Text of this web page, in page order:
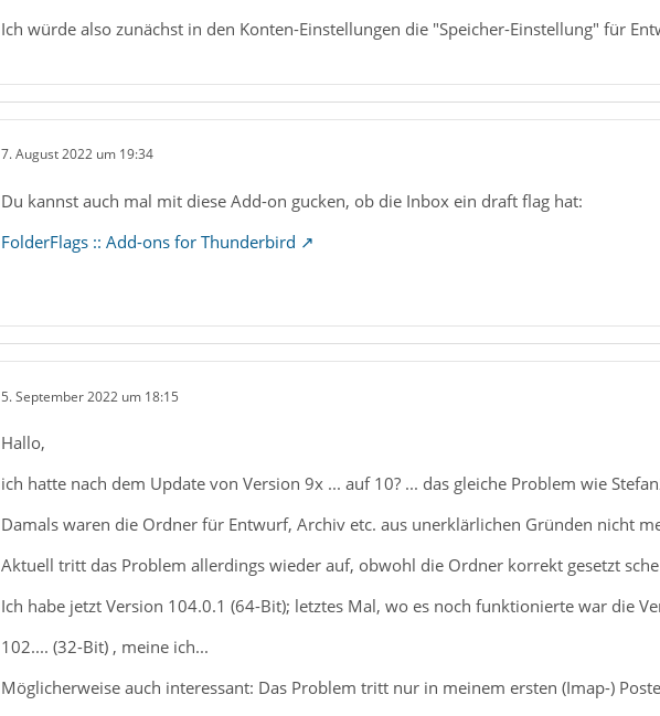
Ich würde also zunächst in den Konten-Einstellungen die "Speicher-Einstellung" für
7. August 2022 um 19:34
Du kannst auch mal mit diese Add-on gucken, ob die Inbox ein draft flag hat:
FolderFlags :: Add-ons for Thunderbird
5. September 2022 um 18:15
Hallo,
ich hatte nach dem Update von Version 9x ... auf 10? ... das gleiche Problem wie
Damals waren die Ordner für Entwurf, Archiv etc. aus unerklärlichen Gründen nicht
Aktuell tritt das Problem allerdings wieder auf, obwohl die Ordner korrekt gesetzt
Ich habe jetzt Version 104.0.1 (64-Bit); letztes Mal, wo es noch funktionierte war die
102.... (32-Bit) , meine ich...
Möglicherweise auch interessant: Das Problem tritt nur in meinem ersten (Imap-)